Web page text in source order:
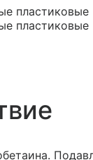
пластиковые